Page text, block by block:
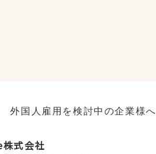
外国人雇用を検討中の企業様へ
式会社